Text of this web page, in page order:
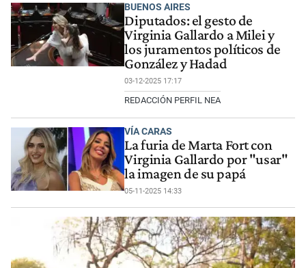
BUENOS AIRES
Diputados: el gesto de
Virginia Gallardo a Milei y
los juramentos políticos de
González y Hadad
03-12-2025 17:17
REDACCIÓN PERFIL NEA
VÍA CARAS
La furia de Marta Fort con
Virginia Gallardo por "usar"
la imagen de su papá
05-11-2025 14:33